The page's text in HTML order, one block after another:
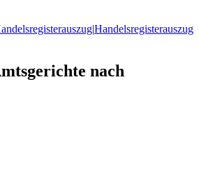
|Handelsregisterauszug
nach